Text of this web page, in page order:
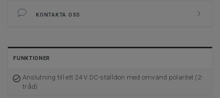
KONTAKTA OSS
FUNKTIONER
Anslutning till ett 24 V DC-ställdon med omvänd polaritet (2-
tråd)